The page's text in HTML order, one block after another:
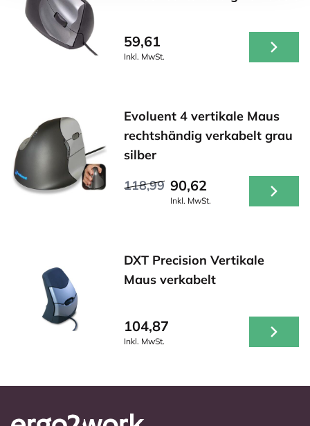
59,61
Inkl. MwSt.
Evoluent 4 vertikale Maus
rechtshändig verkabelt grau
silber
118,99 90,62
Inkl. MwSt.
DXT Precision Vertikale
Maus verkabelt
104,87
Inkl. MwSt.